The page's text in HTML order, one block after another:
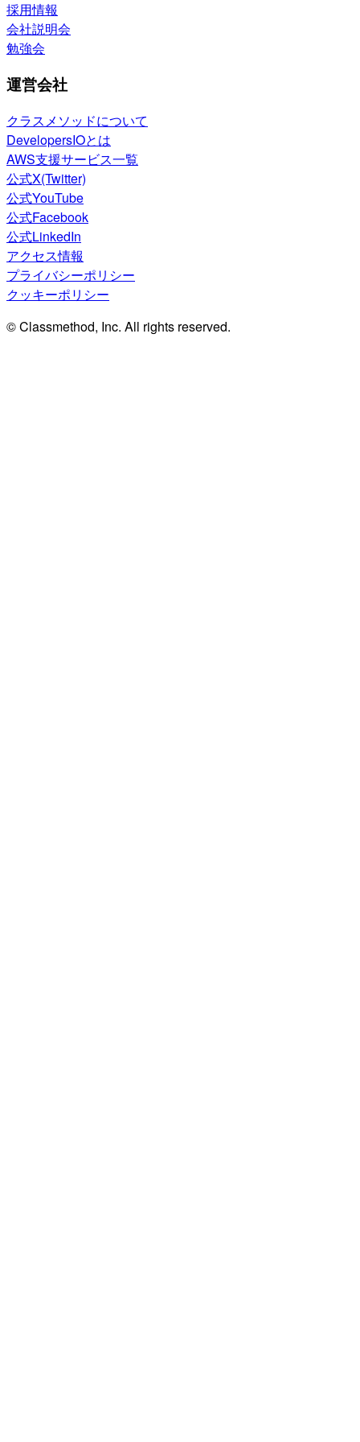
採用情報
会社説明会
勉強会
運営会社
クラスメソッドについて
DevelopersIOとは
AWS支援サービス一覧
公式X(Twitter)
公式YouTube
公式Facebook
公式LinkedIn
アクセス情報
プライバシーポリシー
クッキーポリシー
© Classmethod, Inc. All rights reserved.